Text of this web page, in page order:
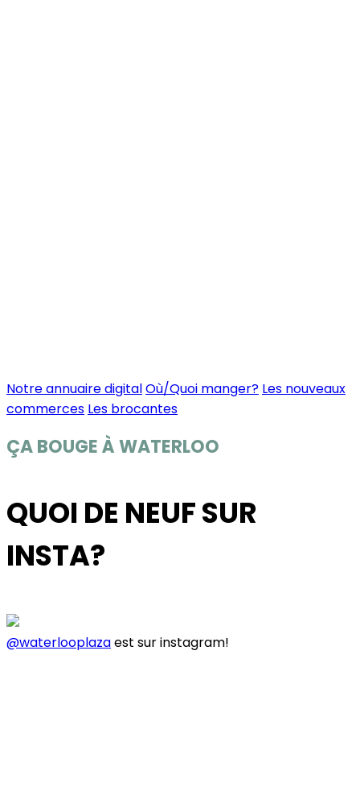
Notre annuaire digitalOù/Quoi manger? Les nouveaux
commerces Les brocantes
ÇA BOUGE À WATERLOO
QUOI DE NEUF SUR
INSTA?
@waterlooplazaest sur instagram!